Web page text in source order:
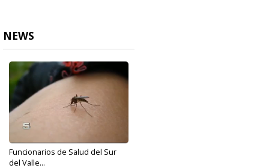
NEWS
Funcionarios de Salud del Sur
del Valle...